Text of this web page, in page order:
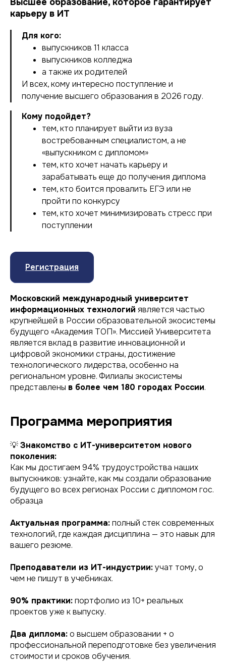
карьеру в ИТ
Для кого:
выпускников 11 класса
выпускников колледжа
а также их родителей
И всех, кому интересно поступление и
получение высшего образования в 2026 году.
Кому подойдет?
тем, кто планирует выйти из вуза
востребованным специалистом, а не
«выпускником с дипломом»
тем, кто хочет начать карьеру и
зарабатывать еще до получения диплома
тем, кто боится провалить ЕГЭ или не
пройти по конкурсу
тем, кто хочет минимизировать стресс при
поступлении
Регистрация
Московский международный университет
информационных технологий является частью
крупнейшей в России образовательной экосистемы
будущего «Академия ТОП». Миссией Университета
является вклад в развитие инновационной и
цифровой экономики страны, достижение
технологического лидерства, особенно на
региональном уровне. Филиалы экосистемы
представлены в более чем 180 городах России.
Программа мероприятия
💡Знакомство с ИТ-университетом нового
поколения:
Как мы достигаем 94% трудоустройства наших
выпускников: узнайте, как мы создали образование
будущего во всех регионах России с дипломом гос.
образца
Актуальная программа:полный стек современных
технологий, где каждая дисциплина — это навык для
вашего резюме.
Преподаватели из ИТ-индустрии:учат тому, о
чем не пишут в учебниках.
90% практики:портфолио из 10+ реальных
проектов уже к выпуску.
Два диплома:о высшем образовании + о
профессиональной переподготовке без увеличения
стоимости и сроков обучения.